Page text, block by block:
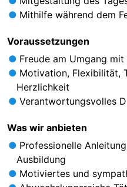
Mithilfe während dem
Voraussetzungen
Freude am Umgang mit
Motivation, Flexibilität,
Herzlichkeit
Verantwortungsvolles
Was wir anbieten
Professionelle
Ausbildung
Motiviertes und